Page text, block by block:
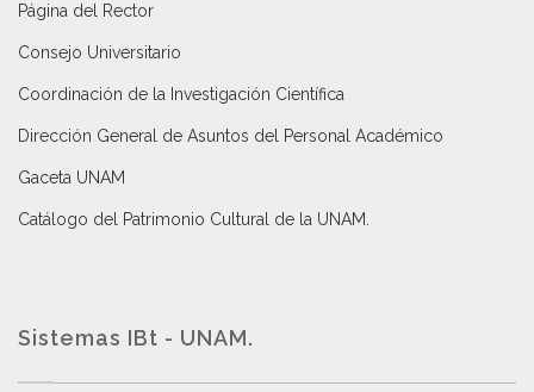
Página del Rector
Consejo Universitario
Coordinación de la Investigación Científica
Dirección General de Asuntos del Personal Académico
Gaceta UNAM
Catálogo del Patrimonio Cultural de la UNAM.
Sistemas IBt - UNAM.